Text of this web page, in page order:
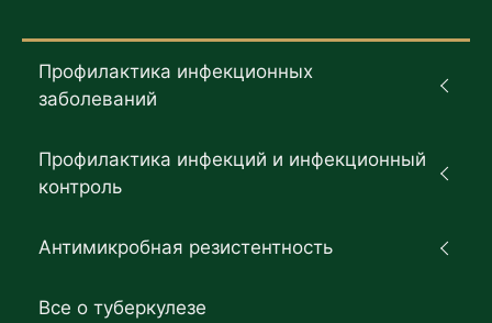
Профилактика инфекционных
заболеваний
Профилактика инфекций и инфекционный
контроль
Антимикробная резистентность
Все о туберкулезе